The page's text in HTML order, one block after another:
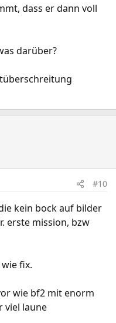
dass er dann voll
darüber?
#10
kein bock auf bilder
erste mission, bzw
fix.
wie bf2 mit enorm
viel laune